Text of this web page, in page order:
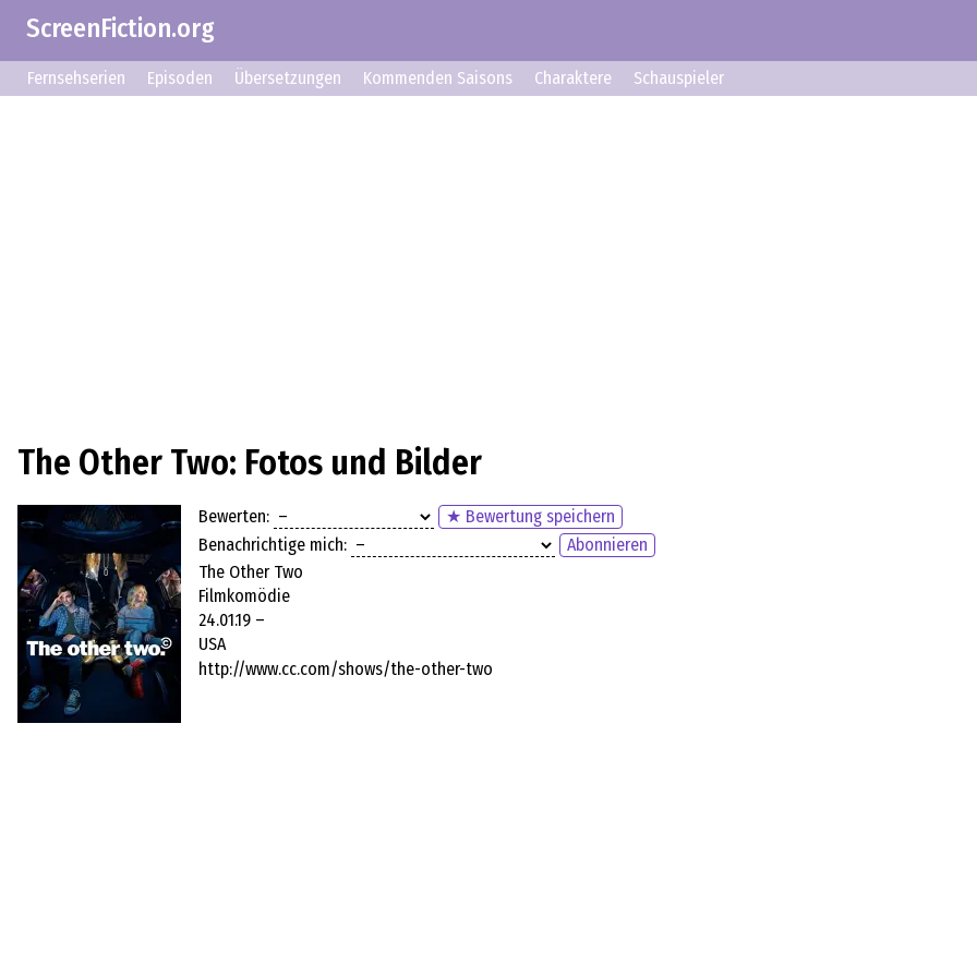
ScreenFiction.org
Fernsehserien Episoden Übersetzungen Kommenden Saisons Charaktere Schauspieler
The Other Two: Fotos und Bilder
Bewerten:
★ Bewertung speichern
Benachrichtige mich:
Abonnieren
The Other Two
Filmkomödie
24.01.19 –
USA
http://www.cc.com/shows/the-other-two